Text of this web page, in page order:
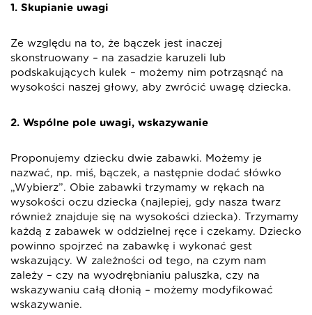
1. Skupianie uwagi
Ze względu na to, że bączek jest inaczej
skonstruowany – na zasadzie karuzeli lub
podskakujących kulek – możemy nim potrząsnąć na
wysokości naszej głowy, aby zwrócić uwagę dziecka.
2. Wspólne pole uwagi, wskazywanie
Proponujemy dziecku dwie zabawki. Możemy je
nazwać, np. miś, bączek, a następnie dodać słówko
„Wybierz”. Obie zabawki trzymamy w rękach na
wysokości oczu dziecka (najlepiej, gdy nasza twarz
również znajduje się na wysokości dziecka). Trzymamy
każdą z zabawek w oddzielnej ręce i czekamy. Dziecko
powinno spojrzeć na zabawkę i wykonać gest
wskazujący. W zależności od tego, na czym nam
zależy – czy na wyodrębnianiu paluszka, czy na
wskazywaniu całą dłonią – możemy modyfikować
wskazywanie.